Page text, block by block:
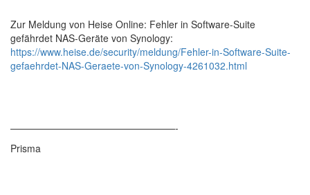
Zur Meldung von Heise Online: Fehler in Software-Suite
gefährdet NAS-Geräte von Synology:
https://www.heise.de/security/meldung/Fehler-in-Software-Suite-
gefaehrdet-NAS-Geraete-von-Synology-4261032.html
—————————————————-
Prisma